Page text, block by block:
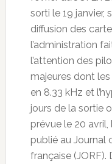
sorti le 19 janvier,
diffusion des
l’administration
l’attention des
majeures dont
en 8.33 kHz et
jours de la sortie
prévue le 20 avril,
publié au Journal
française (JORF).